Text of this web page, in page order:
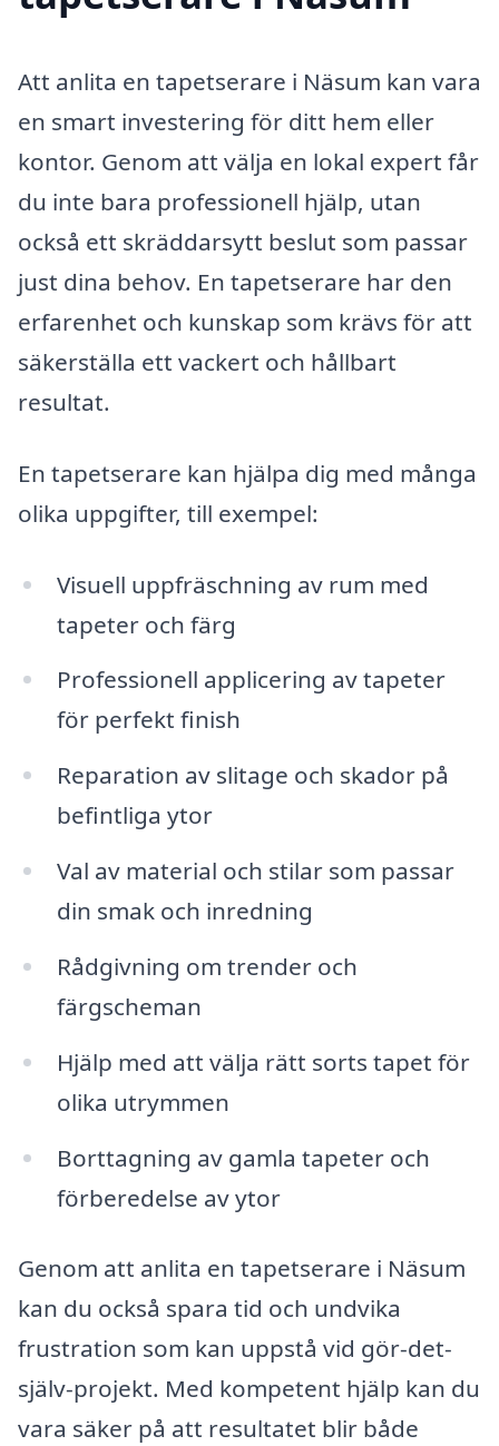
Att anlita en tapetserare i Näsum kan vara
en smart investering för ditt hem eller
kontor. Genom att välja en lokal expert får
du inte bara professionell hjälp, utan
också ett skräddarsytt beslut som passar
just dina behov. En tapetserare har den
erfarenhet och kunskap som krävs för att
säkerställa ett vackert och hållbart
resultat.
En tapetserare kan hjälpa dig med många
olika uppgifter, till exempel:
Visuell uppfräschning av rum med
tapeter och färg
Professionell applicering av tapeter
för perfekt finish
Reparation av slitage och skador på
befintliga ytor
Val av material och stilar som passar
din smak och inredning
Rådgivning om trender och
färgscheman
Hjälp med att välja rätt sorts tapet för
olika utrymmen
Borttagning av gamla tapeter och
förberedelse av ytor
Genom att anlita en tapetserare i Näsum
kan du också spara tid och undvika
frustration som kan uppstå vid gör-det-
själv-projekt. Med kompetent hjälp kan du
vara säker på att resultatet blir både